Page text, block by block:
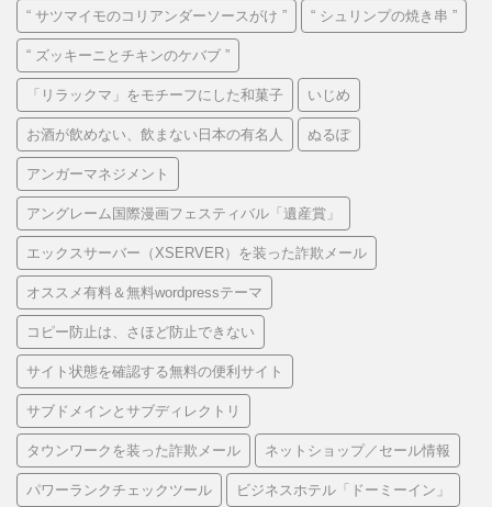
“ サツマイモのコリアンダーソースがけ ” “ シュリンプの焼き串 ”
“ ズッキーニとチキンのケバブ ”
「リラックマ」をモチーフにした和菓子 いじめ
お酒が飲めない、飲まない日本の有名人 ぬるぽ
アンガーマネジメント
アングレーム国際漫画フェスティバル「遺産賞」
エックスサーバー（XSERVER）を装った詐欺メール
オススメ有料＆無料wordpressテーマ
コピー防止は、さほど防止できない
サイト状態を確認する無料の便利サイト
サブドメインとサブディレクトリ
タウンワークを装った詐欺メール ネットショップ／セール情報
パワーランクチェックツール ビジネスホテル「ドーミーイン」